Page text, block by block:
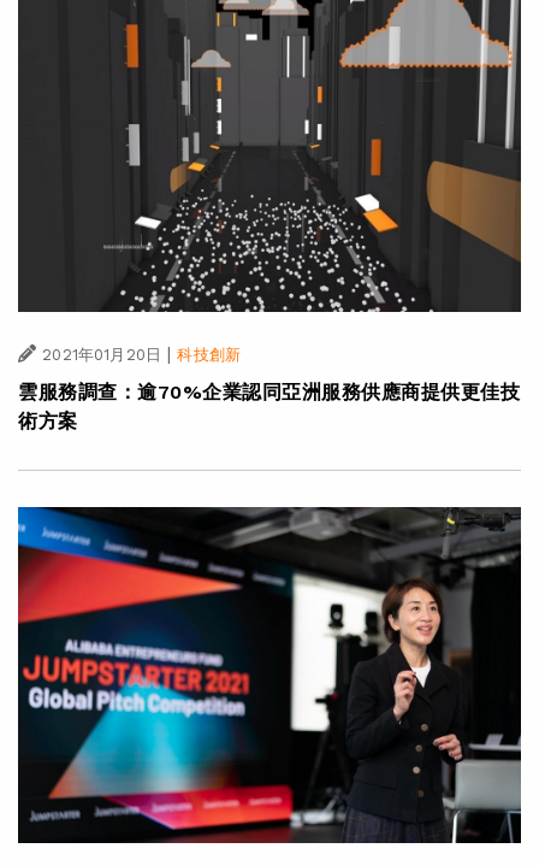
2021年01月20日 科技創新
雲服務調查：逾70%企業認同亞洲服務供應商提供更佳技
術方案